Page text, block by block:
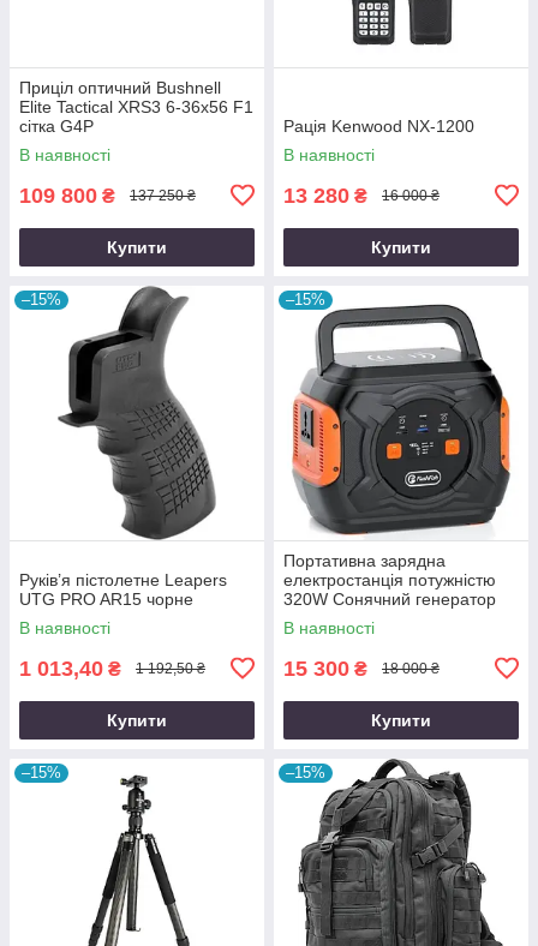
Приціл оптичний Bushnell
Elite Tactical XRS3 6-36x56 F1
сітка G4P
В наявності
109 800 ₴ 137 250 ₴
Купити
Рація Kenwood NX-1200
В наявності
13 280 ₴ 16 000 ₴
Купити
–15%
Руків’я пістолетне Leapers
UTG PRO AR15 чорне
В наявності
1 013,40 ₴ 1 192,50 ₴
Купити
–15%
Портативна зарядна
електростанція потужністю
320W Сонячний генератор
FlashFish місткістю 292Wh
800000mAh
В наявності
15 300 ₴ 18 000 ₴
Купити
–15% –15%